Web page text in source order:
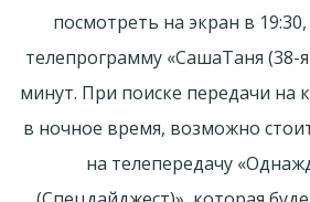
посмотреть на экран в
телепрограмму «CaшаТаня (38-
минут. При поиске передачи на
в ночное время, возможно
на телепередачу